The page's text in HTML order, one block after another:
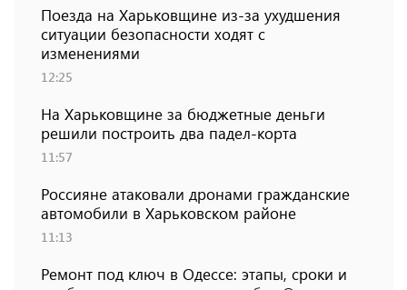
Поезда на Харьковщине из-за ухудшения
ситуации безопасности ходят с
изменениями
12:25
На Харьковщине за бюджетные деньги
решили построить два падел-корта
11:57
Россияне атаковали дронами гражданские
автомобили в Харьковском районе
11:13
Ремонт под ключ в Одессе: этапы, сроки и